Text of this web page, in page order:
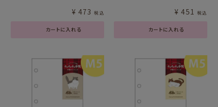
カートに入れる
¥ 473 税込
カートに入れる
¥ 451 税込